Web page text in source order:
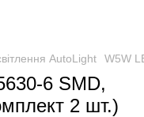
AutoLight W5W
6 SMD,
2 шт.)